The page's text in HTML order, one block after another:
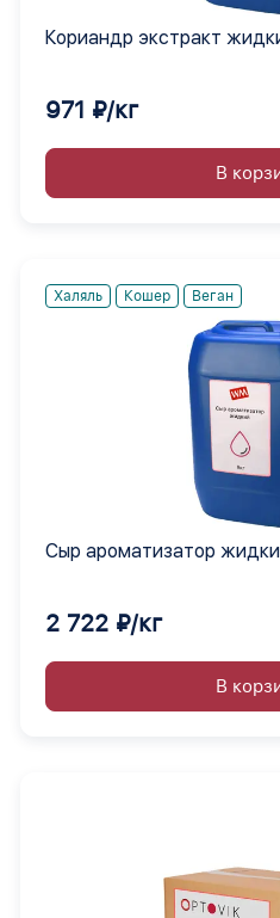
Кориандр экстракт
971 ₽/кг
В
Халяль Кошер Веган
Сыр ароматизатор
2 722 ₽/кг
В